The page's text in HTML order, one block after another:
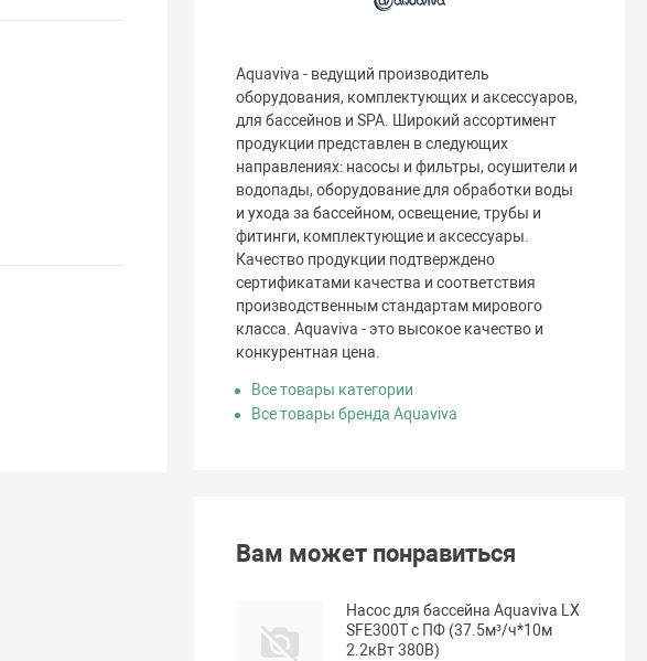
Aquaviva - ведущий производитель
оборудования, комплектующих и аксессуаров,
для бассейнов и SPA. Широкий ассортимент
продукции представлен в следующих
направлениях: насосы и фильтры, осушители и
водопады, оборудование для обработки воды
и ухода за бассейном, освещение, трубы и
фитинги, комплектующие и аксессуары.
Качество продукции подтверждено
сертификатами качества и соответствия
производственным стандартам мирового
класса. Aquaviva - это высокое качество и
конкурентная цена.
Все товары категории
Все товары бренда Aquaviva
Вам может понравиться
Насос для бассейна Aquaviva LX
SFE300T с ПФ (37.5м³/ч*10м
2.2кВт 380В)